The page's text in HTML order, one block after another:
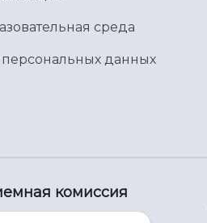
среда
данных
комиссия